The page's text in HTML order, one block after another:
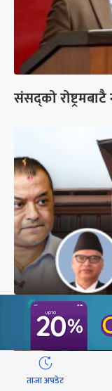
संसद्को रोष्ट्रमबाटै
अब सर्वोच्चले
ताजा अपडेट